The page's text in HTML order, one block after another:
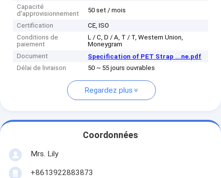
Capacité
d'approvisionnement
50 set / mois
Certification
CE, ISO
Conditions de
paiement
L / C, D / A, T / T, Western Union,
Moneygram
Document
Specification of PET Strap ...ne.pdf
Délai de livraison
50 ~ 55 jours ouvrables
Regardez plus
Coordonnées
Mrs. Lily
+8613922883873